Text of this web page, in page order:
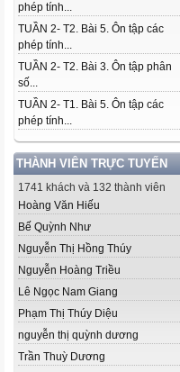
phép tính...
TUẦN 2- T2. Bài 5. Ôn tập các
phép tính...
TUẦN 2- T2. Bài 3. Ôn tập phân
số...
TUẦN 2- T1. Bài 5. Ôn tập các
phép tính...
THÀNH VIÊN TRỰC TUYẾN
1741 khách và 132 thành viên
Hoàng Văn Hiếu
Bế Quỳnh Như
Nguyễn Thị Hồng Thúy
Nguyễn Hoàng Triều
Lê Ngọc Nam Giang
Phạm Thị Thúy Diệu
nguyễn thị quỳnh dương
Trần Thuỳ Dương